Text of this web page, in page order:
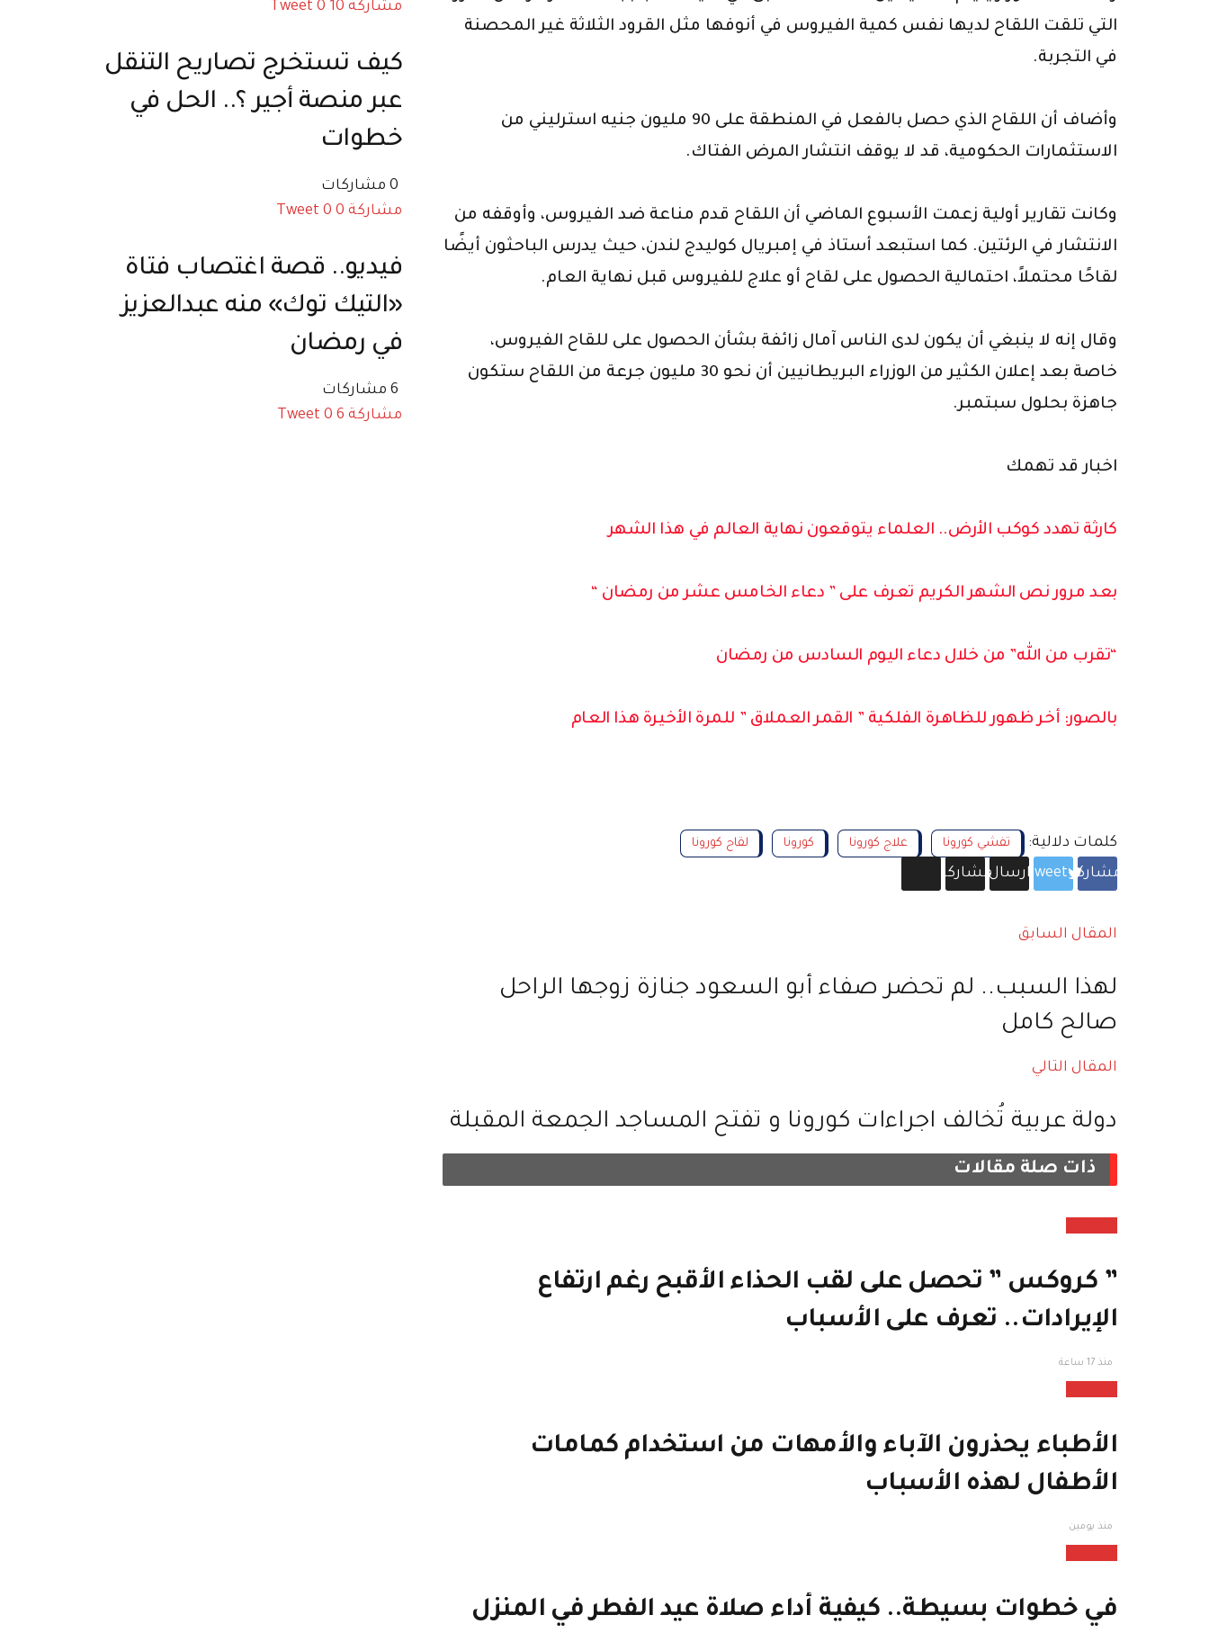
التي تلقت اللقاح لديها نفس كمية الفيروس في أنوفها مثل القرود الثلاثة غير المحصنة
في التجربة.
وأضاف أن اللقاح الذي حصل بالفعل في المنطقة على 90 مليون جنيه استرليني من
الاستثمارات الحكومية، قد لا يوقف انتشار المرض الفتاك.
وكانت تقارير أولية زعمت الأسبوع الماضي أن اللقاح قدم مناعة ضد الفيروس، وأوقفه من
الانتشار في الرئتين. كما استبعد أستاذ في إمبريال كوليدج لندن، حيث يدرس الباحثون أيضًا
لقاحًا محتملاً، احتمالية الحصول على لقاح أو علاج للفيروس قبل نهاية العام.
وقال إنه لا ينبغي أن يكون لدى الناس آمال زائفة بشأن الحصول على للقاح الفيروس،
خاصة بعد إعلان الكثير من الوزراء البريطانيين أن نحو 30 مليون جرعة من اللقاح ستكون
جاهزة بحلول سبتمبر.
اخبار قد تهمك
كارثة تهدد كوكب الأرض.. العلماء يتوقعون نهاية العالم في هذا الشهر
بعد مرور نص الشهر الكريم تعرف على ” دعاء الخامس عشر من رمضان “
“تقرب من الله” من خلال دعاء اليوم السادس من رمضان
بالصور: أخر ظهور للظاهرة الفلكية ” القمر العملاق ” للمرة الأخيرة هذا العام
كلمات دلالية: تفشي كورونا علاج كورونا كورونا لقاح كورونا
مشاركة5
Tweetارسالمشاركة
المقال السابق
لهذا السبب.. لم تحضر صفاء أبو السعود جنازة زوجها الراحل
صالح كامل
المقال التالي
دولة عربية تُخالف اجراءات كورونا و تفتح المساجد الجمعة المقبلة
ذات صلة مقالات
” كروكس ” تحصل على لقب الحذاء الأقبح رغم ارتفاع
الإيرادات.. تعرف على الأسباب
منذ 17 ساعة
الأطباء يحذرون الآباء والأمهات من استخدام كمامات
الأطفال لهذه الأسباب
منذ يومين
في خطوات بسيطة.. كيفية أداء صلاة عيد الفطر في المنزل
مشاركة 10
Tweet 0
كيف تستخرج تصاريح التنقل
عبر منصة أجير ؟.. الحل في
خطوات
مشاركة 0
Tweet 0
فيديو.. قصة اغتصاب فتاة
«التيك توك» منه عبدالعزيز
في رمضان
مشاركة 6
Tweet 0